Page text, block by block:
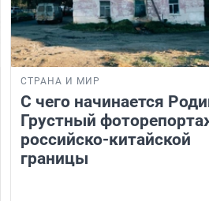
СТРАНА И МИР
С чего начинается
Грустный
российско-китайской
границы